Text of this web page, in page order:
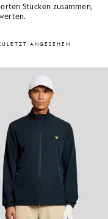
Stücken zusammen,
ANGESEHEN